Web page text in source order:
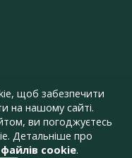
щоб забезпечити
на нашому сайті.
ви погоджуєтесь
Детальніше про
cookie.